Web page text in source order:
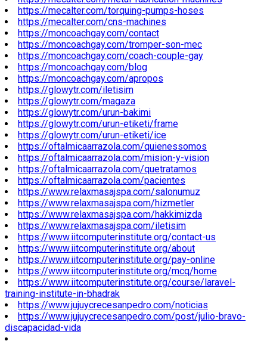
https://mecalter.com/torquing-pumps-hoses
https://mecalter.com/cns-machines
https://moncoachgay.com/contact
https://moncoachgay.com/tromper-son-mec
https://moncoachgay.com/coach-couple-gay
https://moncoachgay.com/blog
https://moncoachgay.com/apropos
https://glowytr.com/iletisim
https://glowytr.com/magaza
https://glowytr.com/urun-bakimi
https://glowytr.com/urun-etiketi/frame
https://glowytr.com/urun-etiketi/ice
https://oftalmicaarrazola.com/quienessomos
https://oftalmicaarrazola.com/mision-y-vision
https://oftalmicaarrazola.com/quetratamos
https://oftalmicaarrazola.com/pacientes
https://www.relaxmasajspa.com/salonumuz
https://www.relaxmasajspa.com/hizmetler
https://www.relaxmasajspa.com/hakkimizda
https://www.relaxmasajspa.com/iletisim
https://www.iitcomputerinstitute.org/contact-us
https://www.iitcomputerinstitute.org/about
https://www.iitcomputerinstitute.org/pay-online
https://www.iitcomputerinstitute.org/mcq/home
https://www.iitcomputerinstitute.org/course/laravel-
training-institute-in-bhadrak
https://www.jujuycrecesanpedro.com/noticias
https://www.jujuycrecesanpedro.com/post/julio-bravo-
discapacidad-vida